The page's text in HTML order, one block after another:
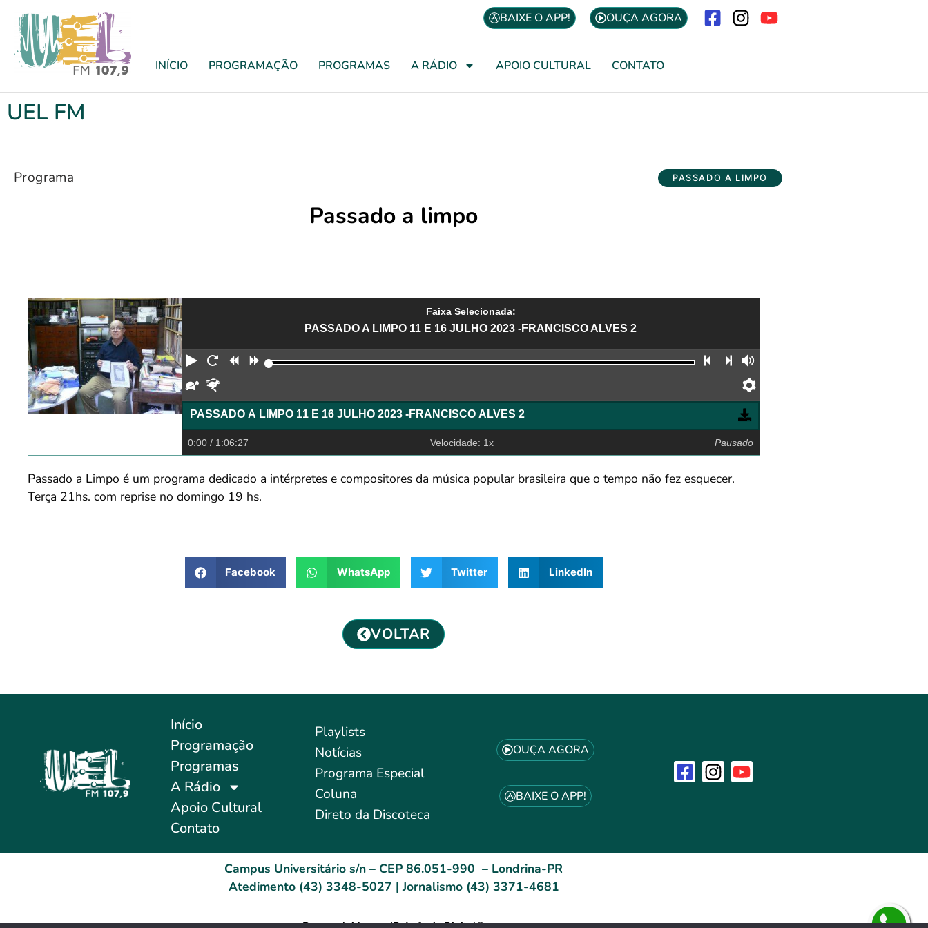
BAIXE O APP! OUÇA AGORA
INÍCIO PROGRAMAÇÃO PROGRAMAS A RÁDIO APOIO CULTURAL CONTATO
UEL FM
Programa PASSADO A LIMPO
Passado a limpo
Faixa Selecionada:
PASSADO A LIMPO 11 E 16 JULHO 2023 -FRANCISCO ALVES 2
Reproduzir
Reiniciar
Retroceder
Avançar Faixa anterior
Próxima faixa
Devagar
Preferências
PASSADO A LIMPO 11 E 16 JULHO 2023 -FRANCISCO ALVES 2
0:00 / 1:06:27 Velocidade: 1x Pausado
Passado a Limpo é um programa dedicado a intérpretes e compositores da música popular brasileira que o tempo não fez esquecer.
Terça 21hs. com reprise no domingo 19 hs.
Facebook WhatsApp Twitter LinkedIn
VOLTAR
Início
Programação
Programas
A Rádio
Apoio Cultural
Contato
Playlists
Notícias
Programa Especial
Coluna
Direto da Discoteca
OUÇA AGORA
BAIXE O APP!
Campus Universitário s/n – CEP 86.051-990 – Londrina-PR
Atedimento (43) 3348-5027 | Jornalismo (43) 3371-4681